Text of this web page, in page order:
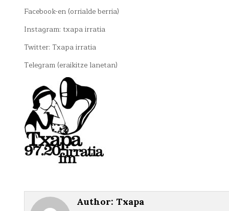
Facebook-en (orrialde berria)
Instagram: txapa irratia
Twitter: Txapa irratia
Telegram (eraikitze lanetan)
Author: Txapa